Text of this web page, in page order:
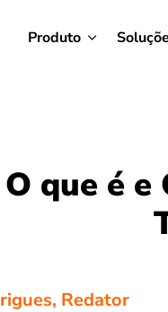
Produto
O que é e
Redator